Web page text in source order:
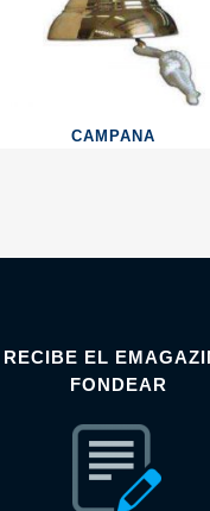
CAMPANA
RECIBE EL
FONDEAR